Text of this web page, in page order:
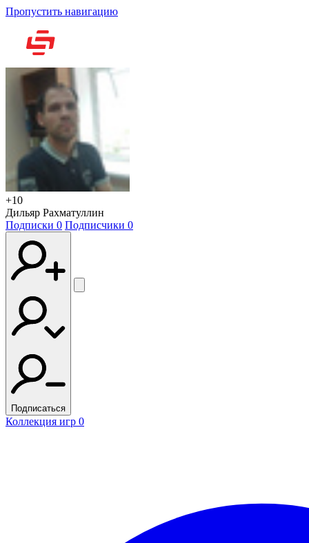
Пропустить навигацию
+10
Дильяр Рахматуллин
Подписки 0 Подписчики 0
Подписаться
Коллекция игр 0